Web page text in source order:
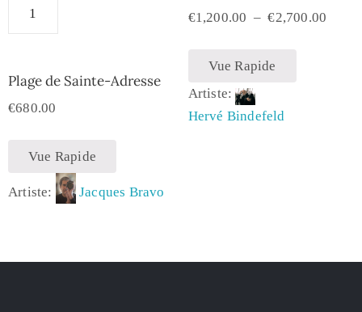
Plage de Sainte-Adresse
€680.00
Vue Rapide
Artiste: Jacques Bravo
€1,200.00 – €2,700.00
Vue Rapide
Artiste:
Hervé Bindefeld